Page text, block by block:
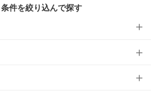
条件を絞り込んで探す